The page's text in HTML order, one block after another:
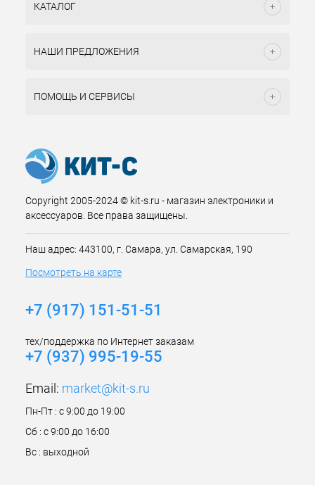
КАТАЛОГ
НАШИ ПРЕДЛОЖЕНИЯ
ПОМОЩЬ И СЕРВИСЫ
Copyright 2005-2024 © kit-s.ru - магазин электроники и
аксессуаров. Все права защищены.
Наш адрес: 443100, г. Самара, ул. Самарская, 190
Посмотреть на карте
+7 (917) 151-51-51
тех/поддержка по Интернет заказам
+7 (937) 995-19-55
Email: market@kit-s.ru
Пн-Пт : с 9:00 до 19:00
Сб : с 9:00 до 16:00
Вс : выходной